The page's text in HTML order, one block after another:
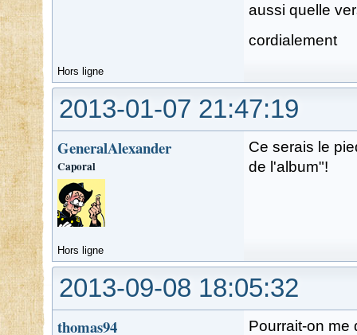
aussi quelle
cordialement
Hors ligne
2013-01-07 21:47:19
GeneralAlexander
Caporal
Ce serais le
de l'album"!
Hors ligne
2013-09-08 18:05:32
thomas94 Pourrait-on me